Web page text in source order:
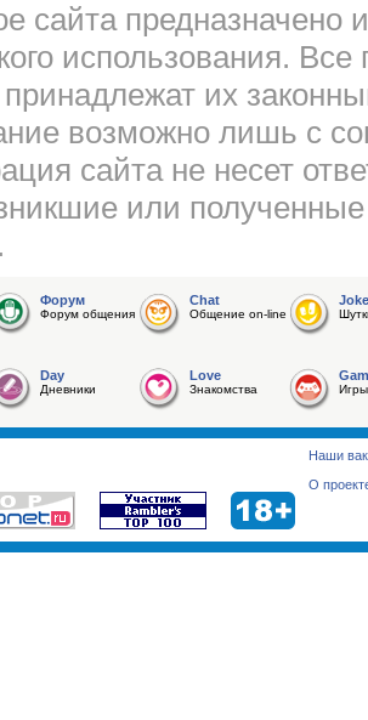
сайта предназначено
использования.
их
возможно лишь с
сайта не несет
или
Форум
Форум общения
Chat
Общение on-line
Joke
Day
Дневники
Love
Знакомства Игры
Наши
О